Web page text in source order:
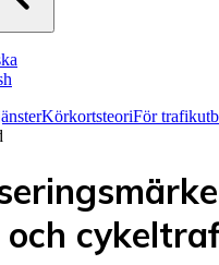
KörkortsteoriFör